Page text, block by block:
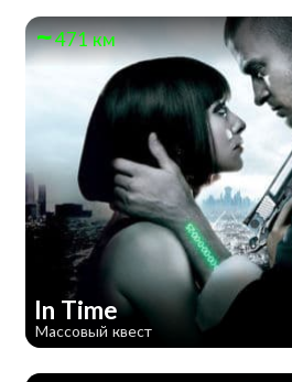
471 км
In Time
Массовый квест